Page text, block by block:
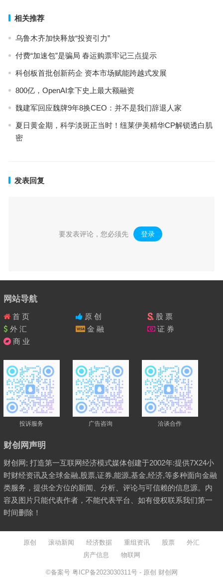
相关推荐
乌鲁木齐加快释放“投资引力”
付费“加速包”是骗局 春运购票牢记三点提示
科创板首批创新药企 资本市场赋能跨越式发展
800亿，OpenAI拿下史上最大额融资
魏建军回应魏牌9年8换CEO：并不是我们辞退人家
夏日黄金期，科学淡斑正当时！纽莱伊美精华CP解锁透白肌
密
发表回复
要发表评论，您必须先 登录 。
网站导航
首 页 原 创
股 票
外 汇
金 融
证 券
商 业
投诉服务 广告咨询 洽谈合作
财创网声明
财创网; 打造第一互联网经济模式媒体创建于2002年:提供7X24小
时财经资讯及全球金融,股票,证券,能源,基金,经济,等多种面向金融
类服务，提供全方位的新闻、分析、评论与可信赖的信息源。内
容及图片只能代表作者，不能代表平台、如有侵权联系我们第一
时间删除！
原创 滚动新闻 经济数据 重组资讯 股票
外汇
房产信息
物联网
©备案号 粤ICP备2023030311号 - 原创 财创网